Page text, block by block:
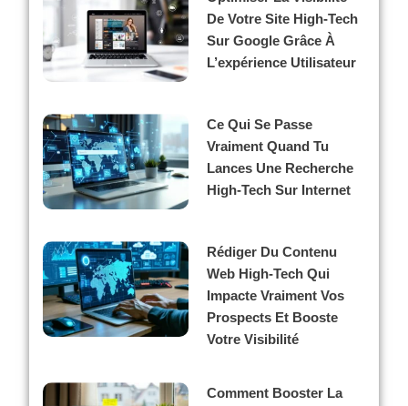
De Votre Site High-Tech
Sur Google Grâce À
L’expérience Utilisateur
Ce Qui Se Passe
Vraiment Quand Tu
Lances Une Recherche
High-Tech Sur Internet
Rédiger Du Contenu
Web High-Tech Qui
Impacte Vraiment Vos
Prospects Et Booste
Votre Visibilité
Comment Booster La